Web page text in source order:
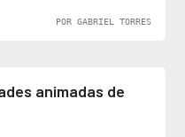
POR GABRIEL TORRES
animadas de